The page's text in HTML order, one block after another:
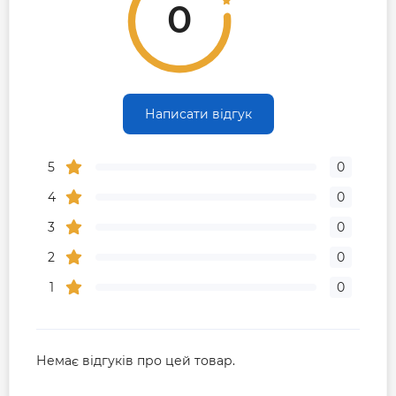
0
Написати відгук
5
0
4
0
3
0
2
0
1
0
Немає відгуків про цей товар.